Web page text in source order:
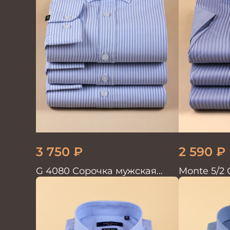
3 750 ₽
G 4080 Сорочка мужская
голубой
2 590 ₽
Monte 5/2 Сорочка мужская
кор.рукав